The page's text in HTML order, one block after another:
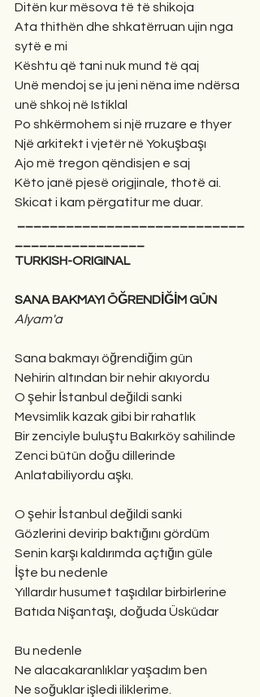
Ditën kur mësova të të shikoja
Ata thithën dhe shkatërruan ujin nga
sytë e mi
Kështu që tani nuk mund të qaj
Unë mendoj se ju jeni nëna ime ndërsa
unë shkoj në Istiklal
Po shkërmohem si një rruzare e thyer
Një arkitekt i vjetër në Yokuşbaşı
Ajo më tregon qëndisjen e saj
Këto janë pjesë origjinale, thotë ai.
Skicat i kam përgatitur me duar.
TURKISH-ORIGINAL
SANA BAKMAYI ÖĞRENDİĞİM GÜN
Alyam'a
Sana bakmayı öğrendiğim gün
Nehirin altından bir nehir akıyordu
O şehir İstanbul değildi sanki
Mevsimlik kazak gibi bir rahatlık
Bir zenciyle buluştu Bakırköy sahilinde
Zenci bütün doğu dillerinde
Anlatabiliyordu aşkı.
O şehir İstanbul değildi sanki
Gözlerini devirip baktığını gördüm
Senin karşı kaldırımda açtığın güle
İşte bu nedenle
Yıllardır husumet taşıdılar birbirlerine
Batıda Nişantaşı, doğuda Üsküdar
Bu nedenle
Ne alacakaranlıklar yaşadım ben
Ne soğuklar işledi iliklerime.